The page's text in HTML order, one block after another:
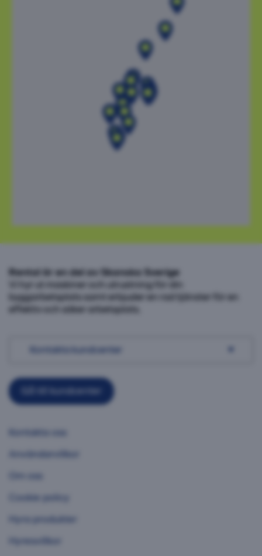
Rental är en del av Skanska Sverige
Vi hyr ut maskiner och utrustning för din
byggarbetsplats samt erbjuder en rad tjänster för en
effektiv och säker arbetsplats.
Kontakta kundcenter
Gå till kundcenter
Kontakta oss
Användarvillkor
Om oss
Cookie policy
Hyra produkter
Hyresvillkor